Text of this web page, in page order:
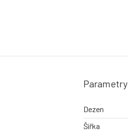
Parametry
Dezen
Šířka